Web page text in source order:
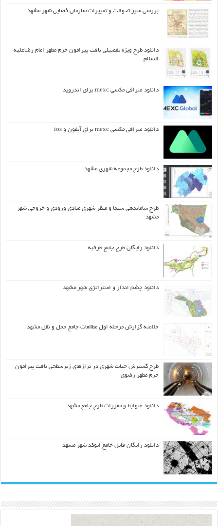
بررسی سیر تحوالت و تغییرات سازمان فضایی شهر مشهد
دانلود طرح ويژه تفصيلي بافت پيرامون حرم مطهر امام رضاعليه
السلام
دانلود صرافی مکسی mexc برای اندروید
دانلود صرافی مکسی mexc برای آیفون و ios
دانلود طرح مجموعه شهری مشهد
طرح ساماندهی سیما و منظر شهری مبادی ورودی و خروجی شهر
مشهد
دانلود رایگان طرح جامع طرقبه
دانلود چشم انداز و استراتژی شهر مشهد
خلاصه گزارش مرحله اول مطالعات جامع حمل و نقل مشهد
طرح گسترش حیات شهري در ترازهاي زیرسطحی بافت پیرامون
حرم مطهر رضوي
دانلود ضوابط و مقررات طرح جامع مشهد
دانلود رایگان فایل جامع اتوکد شهر مشهد